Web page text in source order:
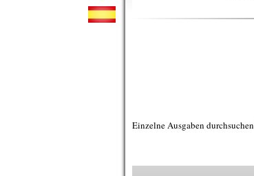
Einzelne Ausgaben durchsuchen